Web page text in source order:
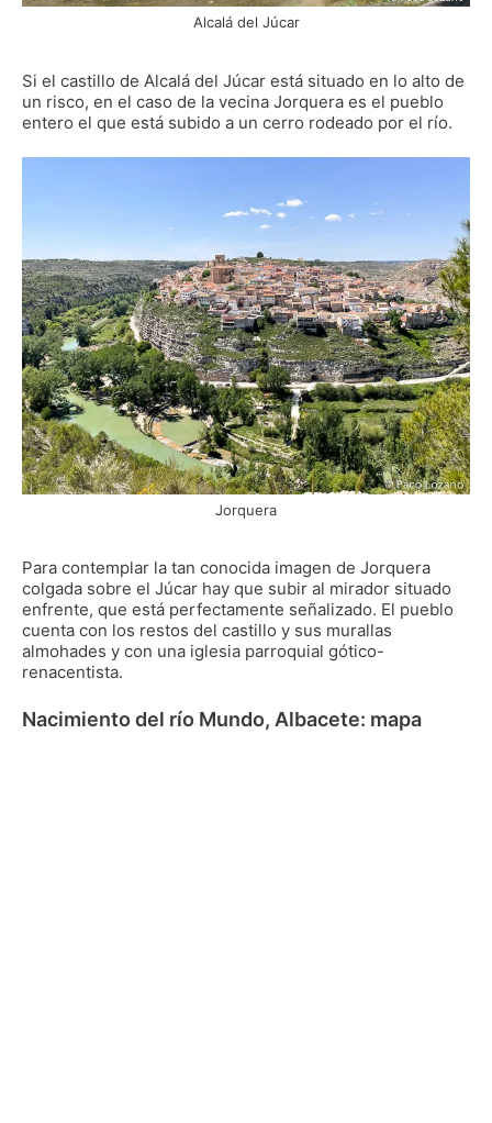
Alcalá del Júcar
Si el castillo de Alcalá del Júcar está situado en lo alto de
un risco, en el caso de la vecina Jorquera es el pueblo
entero el que está subido a un cerro rodeado por el río.
Jorquera
Para contemplar la tan conocida imagen de Jorquera
colgada sobre el Júcar hay que subir al mirador situado
enfrente, que está perfectamente señalizado. El pueblo
cuenta con los restos del castillo y sus murallas
almohades y con una iglesia parroquial gótico-
renacentista.
Nacimiento del río Mundo, Albacete: mapa